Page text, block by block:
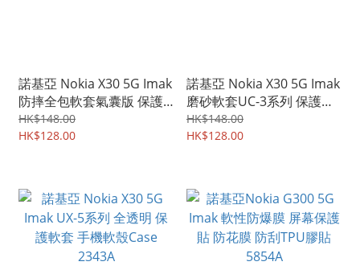
諾基亞 Nokia X30 5G Imak
防摔全包軟套氣囊版 保護
軟套 手機軟殼Case 2357A
HK$148.00
HK$128.00
諾基亞 Nokia X30 5G Imak
磨砂軟套UC-3系列 保護軟
套 手機軟殼Case 2347A
HK$148.00
HK$128.00